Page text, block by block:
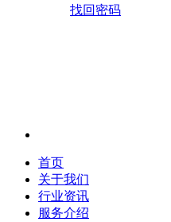
找回密码
首页
关于我们
行业资讯
服务介绍